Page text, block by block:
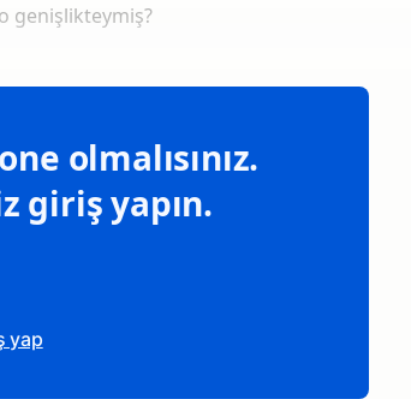
genişlikteymiş?
olmalısınız.
giriş yapın.
yap